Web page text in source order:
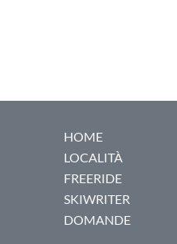
HOME
LOCALITÀ
FREERIDE
SKIWRITER
DOMANDE